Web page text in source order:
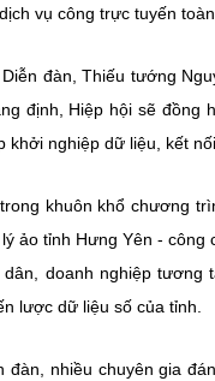
vụ công trực tuyến toàn
đàn, Thiếu tướng
định, Hiệp hội sẽ đồng
khởi nghiệp dữ liệu, kết
khuôn khổ chương
ảo tỉnh Hưng Yên -
doanh nghiệp tương
lược dữ liệu số của tỉnh.
đàn, nhiều chuyên gia